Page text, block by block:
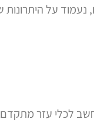
נעמוד על
לכלי עזר מתקדם